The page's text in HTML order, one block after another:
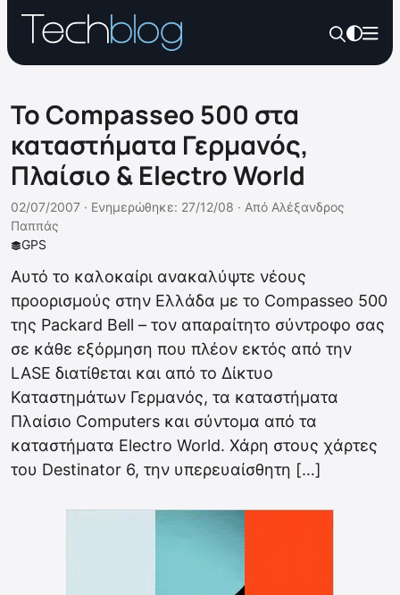
Το Compasseo 500 στα
καταστήματα Γερμανός,
Πλαίσιο & Electro World
GPS
02/07/2007 · Ενημερώθηκε: 27/12/08 · Από Αλέξανδρος
Παππάς
Αυτό το καλοκαίρι ανακαλύψτε νέους
προορισμούς στην Ελλάδα με το Compasseo 500
της Packard Bell – τον απαραίτητο σύντροφο σας
σε κάθε εξόρμηση που πλέον εκτός από την
LASE διατίθεται και από το Δίκτυο
Καταστημάτων Γερμανός, τα καταστήματα
Πλαίσιο Computers και σύντομα από τα
καταστήματα Electro World. Χάρη στους χάρτες
του Destinator 6, την υπερευαίσθητη […]